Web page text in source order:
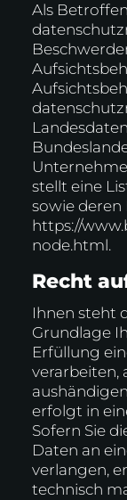
Als
stellt eine
sowie
https://
node.html.
Recht
Ihnen steht
Grundlage
Erfüllung
verarbeiten,
erfolgt in
Sofern Sie
Daten an
verlangen,
technisch